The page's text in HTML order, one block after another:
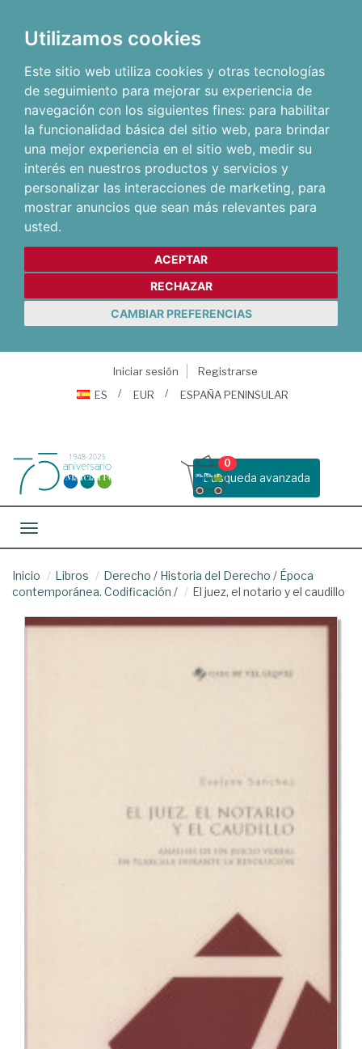
Utilizamos cookies
Este sitio web utiliza cookies y otras tecnologías
de seguimiento para mejorar su experiencia de
navegación con los siguientes fines: para habilitar
la funcionalidad básica del sitio web, para brindar
una mejor experiencia en el sitio web, medir su
interés en nuestros productos y servicios y
personalizar las interacciones de marketing, para
mostrar anuncios que sean más relevantes para
usted.
ACEPTAR
RECHAZAR
CAMBIAR PREFERENCIAS
Iniciar sesión
Registrarse
ES
EUR ESPAÑA PENINSULAR
Busqueda avanzada
0
Toggle navigation
Inicio Libros Derecho / Historia del Derecho / Época
contemporánea. Codificación / El juez, el notario y el caudillo